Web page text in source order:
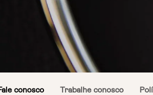
conosco Trabalhe conosco